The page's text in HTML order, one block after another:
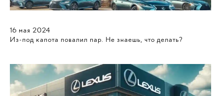
16 мая 2024
Из-под капота повалил пар. Не знаешь, что делать?